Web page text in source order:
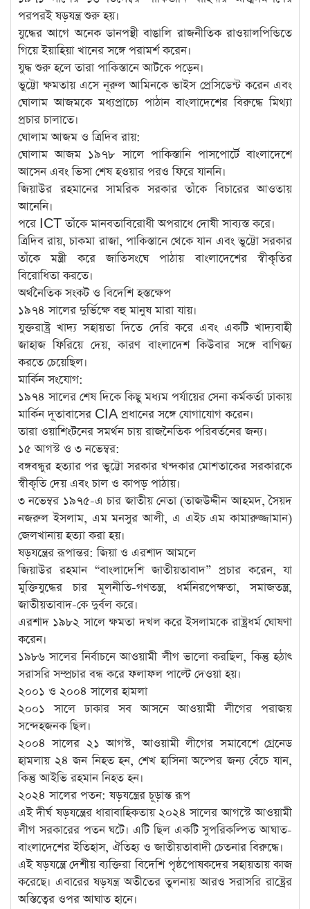
পরপরই ষড়যন্ত্র শুরু হয়।
যুদ্ধের আগে অনেক ডানপন্থী বাঙালি রাজনীতিক রাওয়ালপিন্ডিতে
গিয়ে ইয়াহিয়া খানের সঙ্গে পরামর্শ করেন।
যুদ্ধ শুরু হলে তারা পাকিস্তানে আটকে পড়েন।
ভুট্টো ক্ষমতায় এসে নূরুল আমিনকে ভাইস প্রেসিডেন্ট করেন এবং
ঘোলাম আজমকে মধ্যপ্রাচ্যে পাঠান বাংলাদেশের বিরুদ্ধে মিথ্যা
প্রচার চালাতে।
ঘোলাম আজম ও ত্রিদিব রায়:
ঘোলাম আজম ১৯৭৮ সালে পাকিস্তানি পাসপোর্টে বাংলাদেশে
আসেন এবং ভিসা শেষ হওয়ার পরও ফিরে যাননি।
জিয়াউর রহমানের সামরিক সরকার তাঁকে বিচারের আওতায়
আনেনি।
পরে ICT তাঁকে মানবতাবিরোধী অপরাধে দোষী সাব্যস্ত করে।
ত্রিদিব রায়, চাকমা রাজা, পাকিস্তানে থেকে যান এবং ভুট্টো সরকার
তাঁকে মন্ত্রী করে জাতিসংঘে পাঠায় বাংলাদেশের স্বীকৃতির
বিরোধিতা করতে।
অর্থনৈতিক সংকট ও বিদেশি হস্তক্ষেপ
১৯৭৪ সালের দুর্ভিক্ষে বহু মানুষ মারা যায়।
যুক্তরাষ্ট্র খাদ্য সহায়তা দিতে দেরি করে এবং একটি খাদ্যবাহী
জাহাজ ফিরিয়ে দেয়, কারণ বাংলাদেশ কিউবার সঙ্গে বাণিজ্য
করতে চেয়েছিল।
মার্কিন সংযোগ:
১৯৭৪ সালের শেষ দিকে কিছু মধ্যম পর্যায়ের সেনা কর্মকর্তা ঢাকায়
মার্কিন দূতাবাসের CIA প্রধানের সঙ্গে যোগাযোগ করেন।
তারা ওয়াশিংটনের সমর্থন চায় রাজনৈতিক পরিবর্তনের জন্য।
১৫ আগস্ট ও ৩ নভেম্বর:
বঙ্গবন্ধুর হত্যার পর ভুট্টো সরকার খন্দকার মোশতাকের সরকারকে
স্বীকৃতি দেয় এবং চাল ও কাপড় পাঠায়।
৩ নভেম্বর ১৯৭৫-এ চার জাতীয় নেতা (তাজউদ্দীন আহমদ, সৈয়দ
নজরুল ইসলাম, এম মনসুর আলী, এ এইচ এম কামারুজ্জামান)
জেলখানায় হত্যা করা হয়।
ষড়যন্ত্রের রূপান্তর: জিয়া ও এরশাদ আমলে
জিয়াউর রহমান “বাংলাদেশি জাতীয়তাবাদ” প্রচার করেন, যা
মুক্তিযুদ্ধের চার মূলনীতি-গণতন্ত্র, ধর্মনিরপেক্ষতা, সমাজতন্ত্র,
জাতীয়তাবাদ-কে দুর্বল করে।
এরশাদ ১৯৮২ সালে ক্ষমতা দখল করে ইসলামকে রাষ্ট্রধর্ম ঘোষণা
করেন।
১৯৮৬ সালের নির্বাচনে আওয়ামী লীগ ভালো করছিল, কিন্তু হঠাৎ
সরাসরি সম্প্রচার বন্ধ করে ফলাফল পাল্টে দেওয়া হয়।
২০০১ ও ২০০৪ সালের হামলা
২০০১ সালে ঢাকার সব আসনে আওয়ামী লীগের পরাজয়
সন্দেহজনক ছিল।
২০০৪ সালের ২১ আগস্ট, আওয়ামী লীগের সমাবেশে গ্রেনেড
হামলায় ২৪ জন নিহত হন, শেখ হাসিনা অল্পের জন্য বেঁচে যান,
কিন্তু আইভি রহমান নিহত হন।
২০২৪ সালের পতন: ষড়যন্ত্রের চূড়ান্ত রূপ
এই দীর্ঘ ষড়যন্ত্রের ধারাবাহিকতায় ২০২৪ সালের আগস্টে আওয়ামী
লীগ সরকারের পতন ঘটে। এটি ছিল একটি সুপরিকল্পিত আঘাত-
বাংলাদেশের ইতিহাস, ঐতিহ্য ও জাতীয়তাবাদী চেতনার বিরুদ্ধে।
এই ষড়যন্ত্রে দেশীয় ব্যক্তিরা বিদেশি পৃষ্ঠপোষকদের সহায়তায় কাজ
করেছে। এবারের ষড়যন্ত্র অতীতের তুলনায় আরও সরাসরি রাষ্ট্রের
অস্তিত্বের ওপর আঘাত হানে।